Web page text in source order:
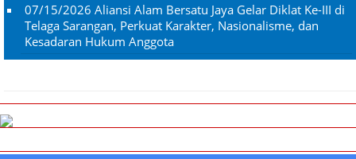
07/15/2026 Aliansi Alam Bersatu Jaya Gelar Diklat Ke-III di
Telaga Sarangan, Perkuat Karakter, Nasionalisme, dan
Kesadaran Hukum Anggota